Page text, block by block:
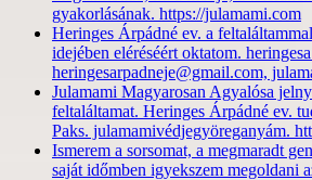
gyakorlásának. https://julamami.com
Heringes Árpádné ev. a
idejében eléréséért oktatom.
heringesarpadneje@gmail.com,
Julamami Magyarosan Agyalósa
feltaláltamat. Heringes Árpádné ev.
Paks. julamamivédjegyöreganyám.
Ismerem a sorsomat, a megmaradt
saját időmben igyekszem megoldani